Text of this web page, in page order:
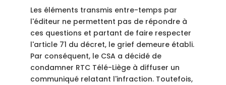
Les éléments transmis entre-temps par
l'éditeur ne permettent pas de répondre à
ces questions et partant de faire respecter
l'article 71 du décret, le grief demeure établi.
Par conséquent, le CSA a décidé de
condamner RTC Télé-Liège à diffuser un
communiqué relatant l'infraction. Toutefois,